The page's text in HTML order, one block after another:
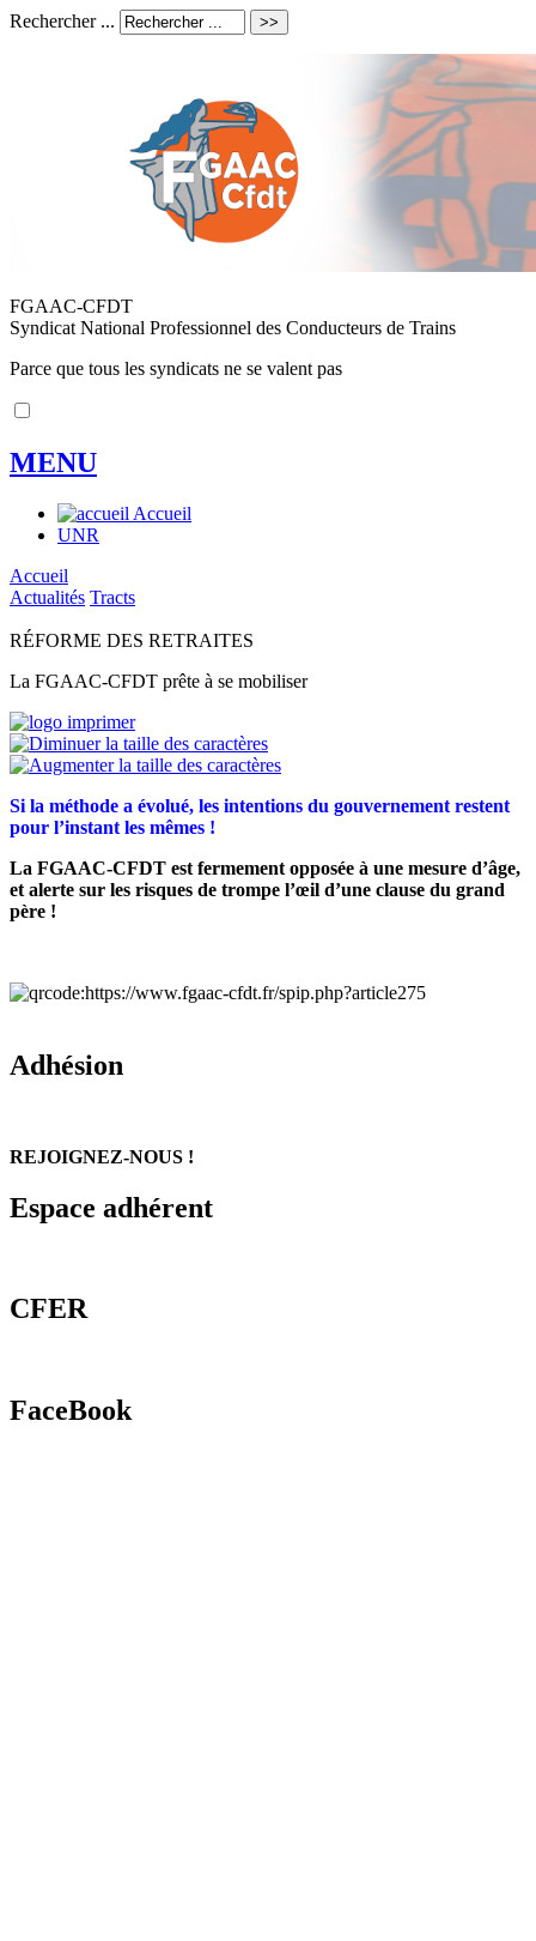
Rechercher ...
FGAAC-CFDT
Syndicat National Professionnel des Conducteurs de Trains
Parce que tous les syndicats ne se valent pas
MENU
Accueil
UNR
Accueil
Actualités Tracts
RÉFORME DES RETRAITES
La FGAAC-CFDT prête à se mobiliser
Si la méthode a évolué, les intentions du gouvernement restent
pour l’instant les mêmes !
La FGAAC-CFDT est fermement opposée à une mesure d’âge,
et alerte sur les risques de trompe l’œil d’une clause du grand
père !
Adhésion
REJOIGNEZ-NOUS !
Espace adhérent
CFER
FaceBook